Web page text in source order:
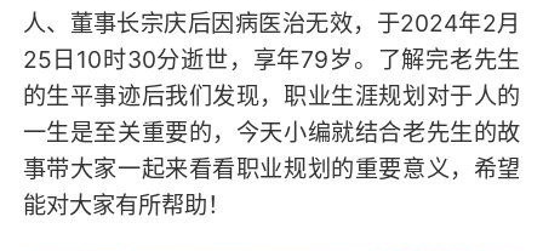
人、董事长宗庆后因病医治无效，于2024年2月
25日10时30分逝世，享年79岁。了解完老先生
的生平事迹后我们发现，职业生涯规划对于人的
一生是至关重要的，今天小编就结合老先生的故
事带大家一起来看看职业规划的重要意义，希望
能对大家有所帮助！